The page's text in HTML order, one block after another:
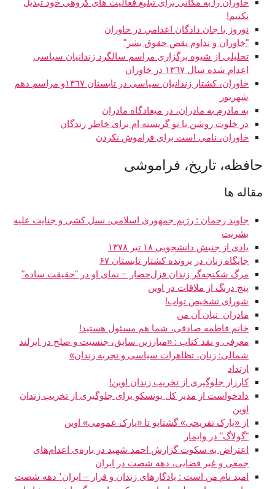
خاوران را به مکانی برای تبلیغ فعالیت های گروهی خود تبدیل
نکنیم!
نوروز با جان دادگان اعدامي در خاوران
"خاوران و تداوم نقض حقوق بشر"
تحلیلی از شیوه برگزاری مراسم سالگرد زندانیان سیاسی
اعدام شده سال ١٣٦٧ در خاوران
خاوران، کشتار زندانیان سیاسی در تابستان ١٣٦٧و مراسم دهم
شهریور
به مادرم به مادران، در ميعادگاه مادران
در خلوت روشن با تو گريسته ام برای خاطر زندگان
خاوران، نامی است برای فراموش نکردن
حافظه، تاريخ، فراموشی
مقاله ها
جاوید رحمان : رژیم جمهوری اسلامی، نسل کشی و جنایت علیه
بشریت
یادی از جنبش دانشجویی ۱۸ تیر ۱۳۷۸
جایگاه زنان در پرونده کشتار تابستان ۶۷
مرگ شکنجه‌گر زندان قزل‌حصار − نمای او در "حقیقت‌ ساده"
پنج درنگ از ملاقات در اوین
شورای تشخیص تواب!
مادران ِ تیان آن من
خانم فاطمه صادقی، شما هم مسئول هستید!
معرفی و نقد کتاب : «مبارزین سابق، جنسیت و صلح در ایرلند
شمالی: زنان، تظاهرات سیاسی و تجربه زندان»
ارتداد
کارزار جلوگیری از تخریب زندان اوین!
دادخواست از مدیر کل یونسکو برای جلوگیری از تخریب زندان
اوین
از «پارک تفریحی» گشتاپو تا «پارک عمومی» اوین
"گولاگ" در وایمار
اعتراض به سکوت گزارش احمد شهید در باره‌ی اعدام‌های
جمعی و غیر قضایی، دهه شصت در ایران
امید نام من است : یادگارهای زندان و فرار – ایران٬ دهه شصت